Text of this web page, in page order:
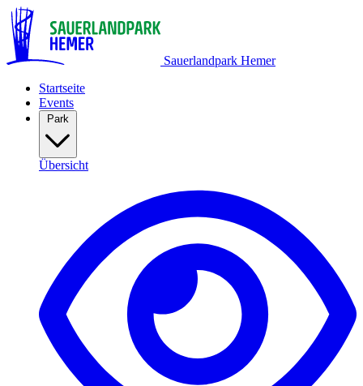
Sauerlandpark Hemer
Startseite
Events
Park
Übersicht